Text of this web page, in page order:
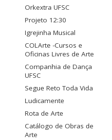
Orkextra UFSC
Projeto 12:30
Igrejinha Musical
COLArte -Cursos e
Oficinas Livres de Arte
Companhia de Dança
UFSC
Segue Reto Toda Vida
Ludicamente
Rota de Arte
Catálogo de Obras de
Arte